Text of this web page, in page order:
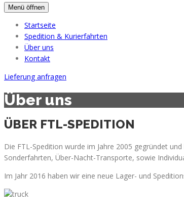
Menü öffnen
Startseite
Spedition & Kurierfahrten
Über uns
Kontakt
Lieferung anfragen
Über uns
ÜBER FTL-SPEDITION
Die FTL-Spedition wurde im Jahre 2005 gegründet
Sonderfahrten, Über-Nacht-Transporte, sowie
Im Jahr 2016 haben wir eine neue Lager- und